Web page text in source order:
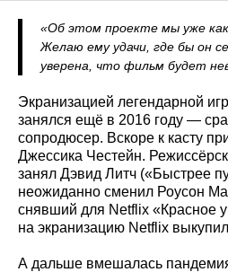
«Об этом проекте мы уже
Желаю ему удачи, где бы он
уверена, что фильм будет
Экранизацией легендарной
занялся ещё в 2016 году —
сопродюсер. Вскоре к касту
Джессика Честейн.
занял Дэвид Литч («Быстрее
неожиданно сменил Роусон
снявший для Netflix «Красное
на экранизацию Netflix
А дальше вмешалась